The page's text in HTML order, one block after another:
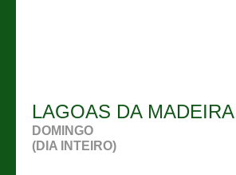
LAGOAS DA MADEIRA
DOMINGO
(DIA INTEIRO)